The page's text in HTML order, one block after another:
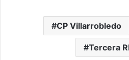
CP Villarrobledo
Tercera